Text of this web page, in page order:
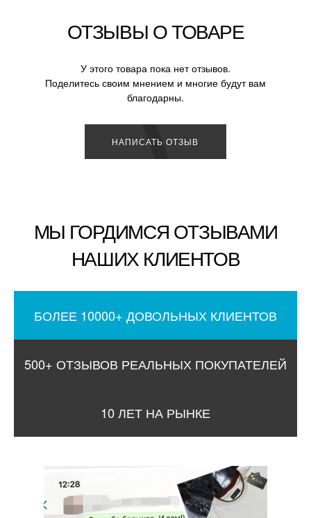
ОТЗЫВЫ О ТОВАРЕ
У этого товара пока нет отзывов.
Поделитесь своим мнением и многие будут вам
благодарны.
НАПИСАТЬ ОТЗЫВ
МЫ ГОРДИМСЯ ОТЗЫВАМИ
НАШИХ КЛИЕНТОВ
БОЛЕЕ 10000+ ДОВОЛЬНЫХ КЛИЕНТОВ
500+ ОТЗЫВОВ РЕАЛЬНЫХ ПОКУПАТЕЛЕЙ
10 ЛЕТ НА РЫНКЕ